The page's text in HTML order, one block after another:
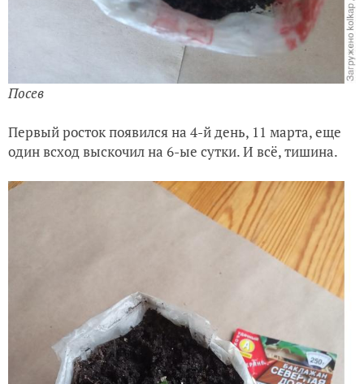
Посев
Первый росток появился на 4-й день, 11 марта, еще
один всход выскочил на 6-ые сутки. И всё, тишина.